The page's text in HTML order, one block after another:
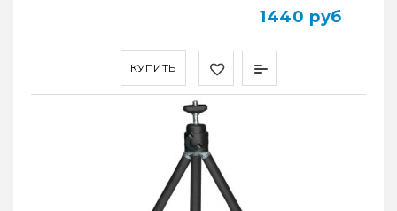
КУПИТЬ
1440 руб